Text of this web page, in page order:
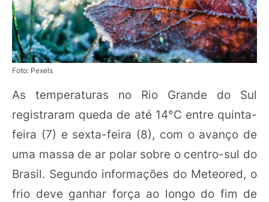
Foto: Pexels
As temperaturas no Rio Grande do Sul
registraram queda de até 14°C entre quinta-
feira (7) e sexta-feira (8), com o avanço de
uma massa de ar polar sobre o centro-sul do
Brasil. Segundo informações do Meteored, o
frio deve ganhar força ao longo do fim de